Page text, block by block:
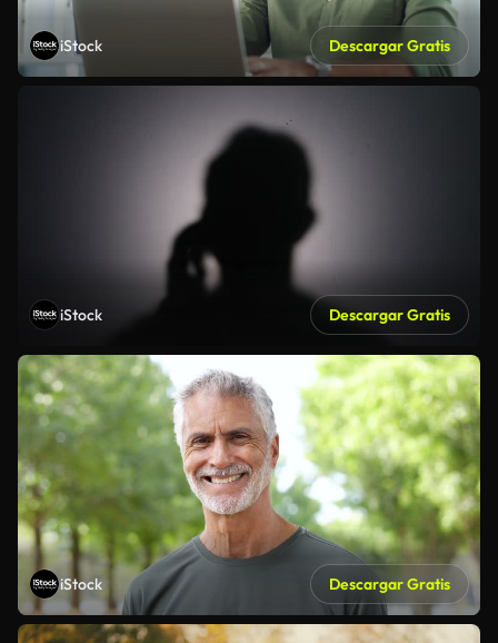
iStock Descargar Gratis
iStock Descargar Gratis
iStock Descargar Gratis